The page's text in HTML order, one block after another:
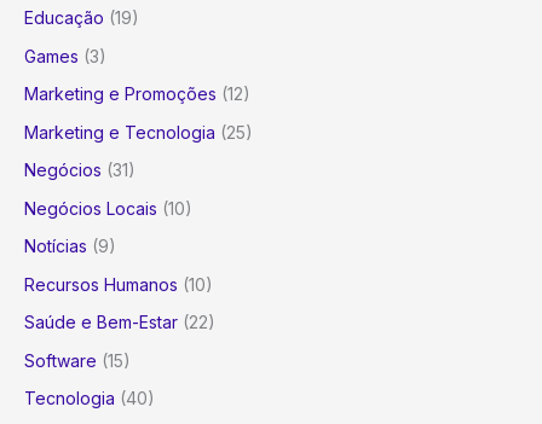
Educação (19)
Games (3)
Marketing e Promoções (12)
Marketing e Tecnologia (25)
Negócios (31)
Negócios Locais (10)
Notícias (9)
Recursos Humanos (10)
Saúde e Bem-Estar (22)
Software (15)
Tecnologia (40)